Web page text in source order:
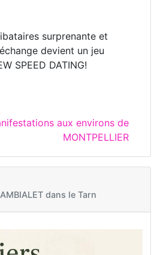
surprenante et
devient un jeu
SPEED DATING!
aux environs de
MONTPELLIER
AMBIALET dans le Tarn